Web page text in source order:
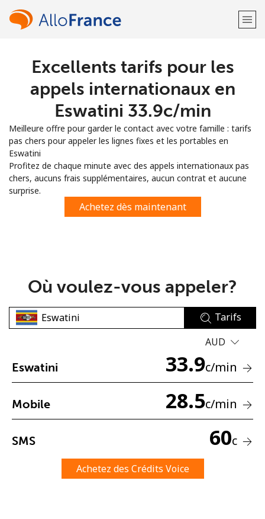
Bienvenue!
Vous avez déjà un compte?
S'enregistrer avec
ou
Aucun mot de passe créé
Un numéro
Excellents tarifs pour les
appels internationaux en
Eswatini ⁦33.9c⁩/min
Meilleure offre pour garder le contact avec votre famille : tarifs
pas chers pour appeler les lignes fixes et les portables en
Eswatini
Profitez de chaque minute avec des appels internationaux pas
chers, aucuns frais supplémentaires, aucun contrat et aucune
surprise.
Achetez dès maintenant
Où voulez-vous appeler?
Tarifs
AUD
Eswatini 33.9c/min
Mobile 28.5c/min
SMS 60c
Achetez des Crédits Voice